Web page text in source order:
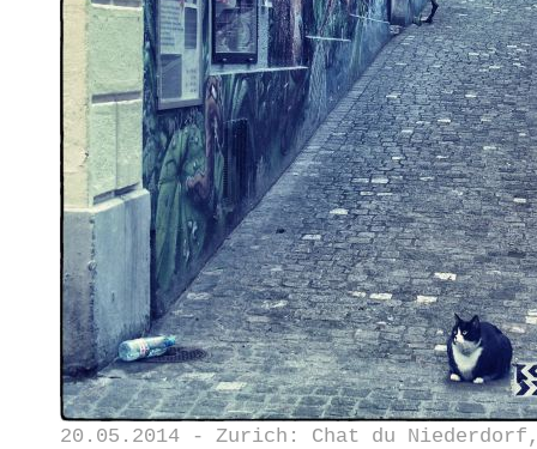
20.05.2014 - Zurich: Chat du